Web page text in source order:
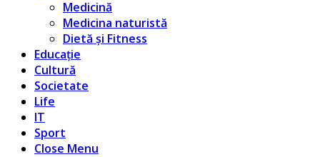
Medicină
Medicina naturistă
Dietă și Fitness
Educație
Cultură
Societate
Life
IT
Sport
Close Menu